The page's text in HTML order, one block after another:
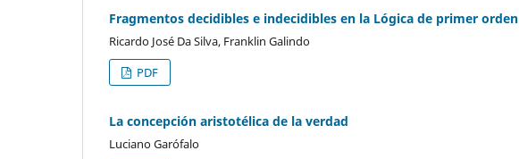
Fragmentos decidibles e indecidibles en la Lógica de primer orden
Ricardo José Da Silva, Franklin Galindo
PDF
La concepción aristotélica de la verdad
Luciano Garófalo